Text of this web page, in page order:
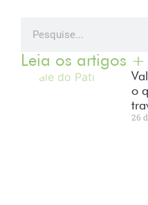
Leia os artigos +
o
26